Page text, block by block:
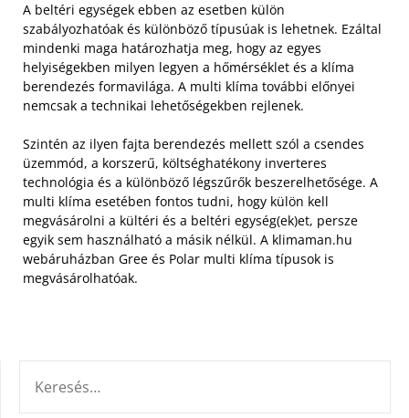
A beltéri egységek ebben az esetben külön
szabályozhatóak és különböző típusúak is lehetnek. Ezáltal
mindenki maga határozhatja meg, hogy az egyes
helyiségekben milyen legyen a hőmérséklet és a klíma
berendezés formavilága. A multi klíma további előnyei
nemcsak a technikai lehetőségekben rejlenek.
Szintén az ilyen fajta berendezés mellett szól a csendes
üzemmód, a korszerű, költséghatékony inverteres
technológia és a különböző légszűrők beszerelhetősége. A
multi klíma esetében fontos tudni, hogy külön kell
megvásárolni a kültéri és a beltéri egység(ek)et, persze
egyik sem használható a másik nélkül. A klimaman.hu
webáruházban Gree és Polar multi klíma típusok is
megvásárolhatóak.